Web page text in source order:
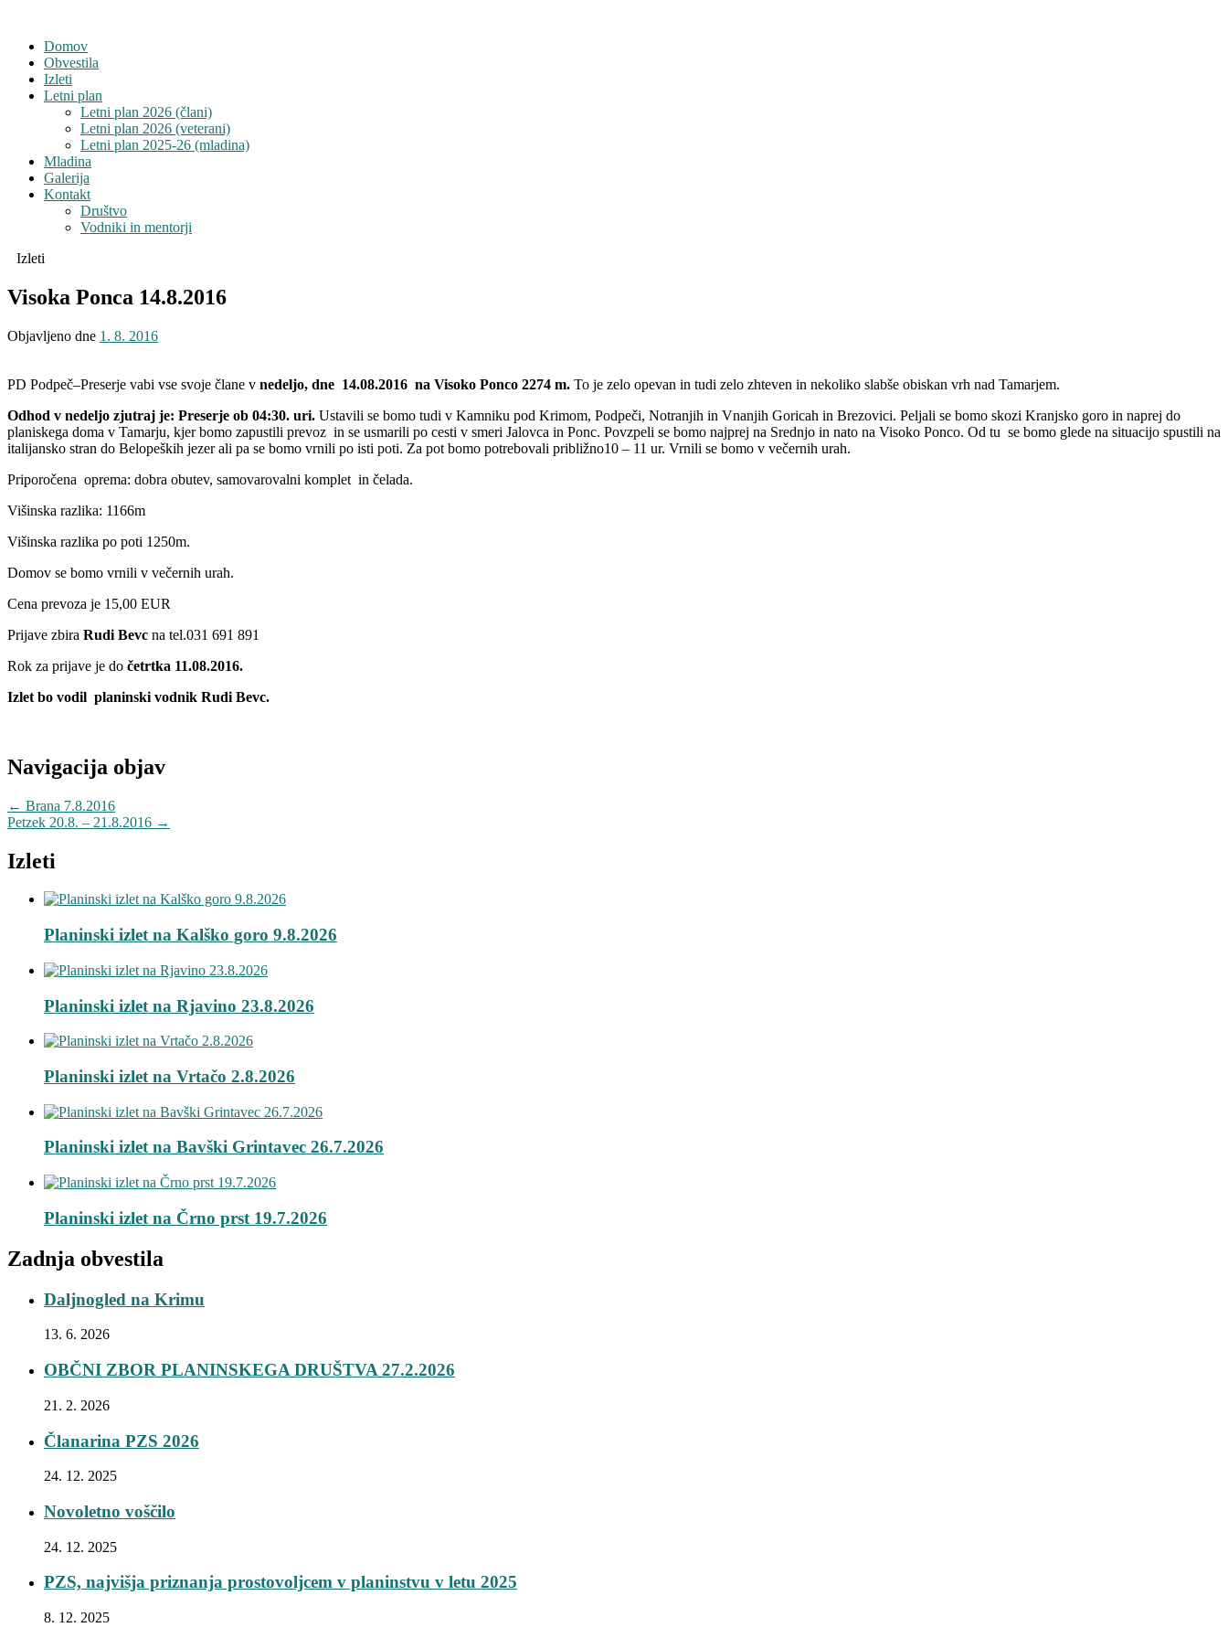
Domov
Obvestila
Izleti
Letni plan
Letni plan 2026 (člani)
Letni plan 2026 (veterani)
Letni plan 2025-26 (mladina)
Mladina
Galerija
Kontakt
Društvo
Vodniki in mentorji
Izleti
Visoka Ponca 14.8.2016
Objavljeno dne 1. 8. 2016
PD Podpeč–Preserje vabi vse svoje člane v nedeljo, dne 14.08.2016 na Visoko Ponco 2274 m. To je zelo opevan in tudi zelo zhteven in nekoliko slabše obiskan vrh nad Tamarjem.
Odhod v nedeljo zjutraj je: Preserje ob 04:30. uri. Ustavili se bomo tudi v Kamniku pod Krimom, Podpeči, Notranjih in Vnanjih Goricah in Brezovici. Peljali se bomo skozi Kranjsko goro in naprej do
planiskega doma v Tamarju, kjer bomo zapustili prevoz in se usmarili po cesti v smeri Jalovca in Ponc. Povzpeli se bomo najprej na Srednjo in nato na Visoko Ponco. Od tu se bomo glede na situacijo spustili na
italijansko stran do Belopeških jezer ali pa se bomo vrnili po isti poti. Za pot bomo potrebovali približno10 – 11 ur. Vrnili se bomo v večernih urah.
Priporočena oprema: dobra obutev, samovarovalni komplet in čelada.
Višinska razlika: 1166m
Višinska razlika po poti 1250m.
Domov se bomo vrnili v večernih urah.
Cena prevoza je 15,00 EUR
Prijave zbira Rudi Bevc na tel.031 691 891
Rok za prijave je do četrtka 11.08.2016.
Izlet bo vodil planinski vodnik Rudi Bevc.
Navigacija objav
← Brana 7.8.2016
Petzek 20.8. – 21.8.2016 →
Izleti
Planinski izlet na Kalško goro 9.8.2026
Planinski izlet na Rjavino 23.8.2026
Planinski izlet na Vrtačo 2.8.2026
Planinski izlet na Bavški Grintavec 26.7.2026
Planinski izlet na Črno prst 19.7.2026
Zadnja obvestila
Daljnogled na Krimu
13. 6. 2026
OBČNI ZBOR PLANINSKEGA DRUŠTVA 27.2.2026
21. 2. 2026
Članarina PZS 2026
24. 12. 2025
Novoletno voščilo
24. 12. 2025
PZS, najvišja priznanja prostovoljcem v planinstvu v letu 2025
8. 12. 2025